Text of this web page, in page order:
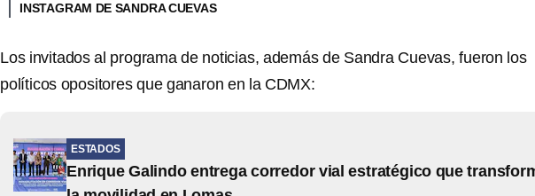
INSTAGRAM DE SANDRA CUEVAS
Los invitados al programa de noticias, además de Sandra Cuevas, fueron los
políticos opositores que ganaron en la CDMX:
ESTADOS
Enrique Galindo entrega corredor vial estratégico que